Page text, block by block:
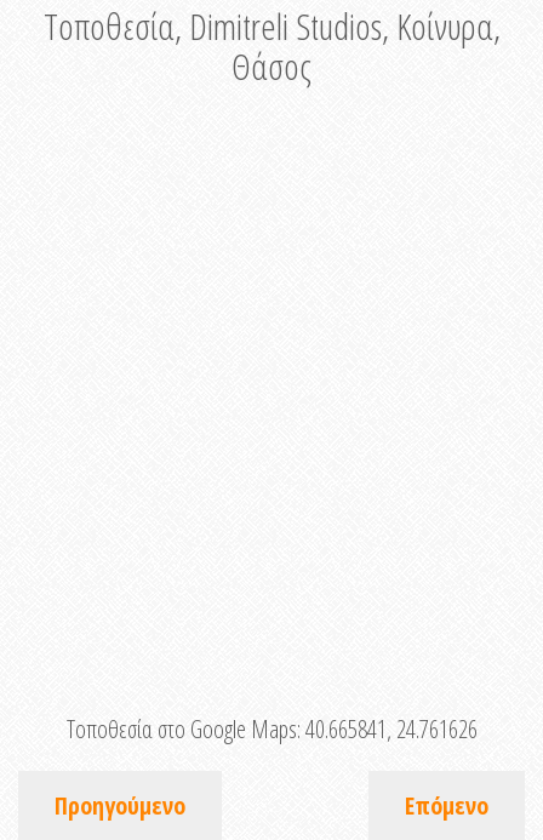
Τοποθεσία, Dimitreli Studios, Κοίνυρα,
Θάσος
Τοποθεσία στο Google Maps:40.665841, 24.761626
Προηγούμενο Επόμενο